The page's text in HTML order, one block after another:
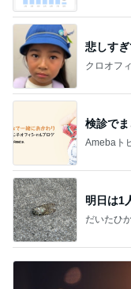
悲しすぎ
クロオフ
検診で
Amebaト
明日は1
だいたひ